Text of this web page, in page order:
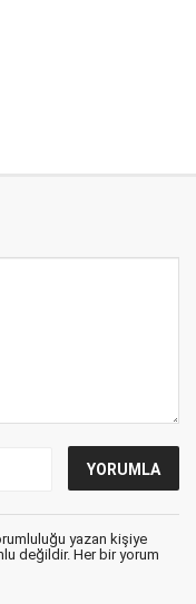
yazan kişiye
değildir. Her bir yorum